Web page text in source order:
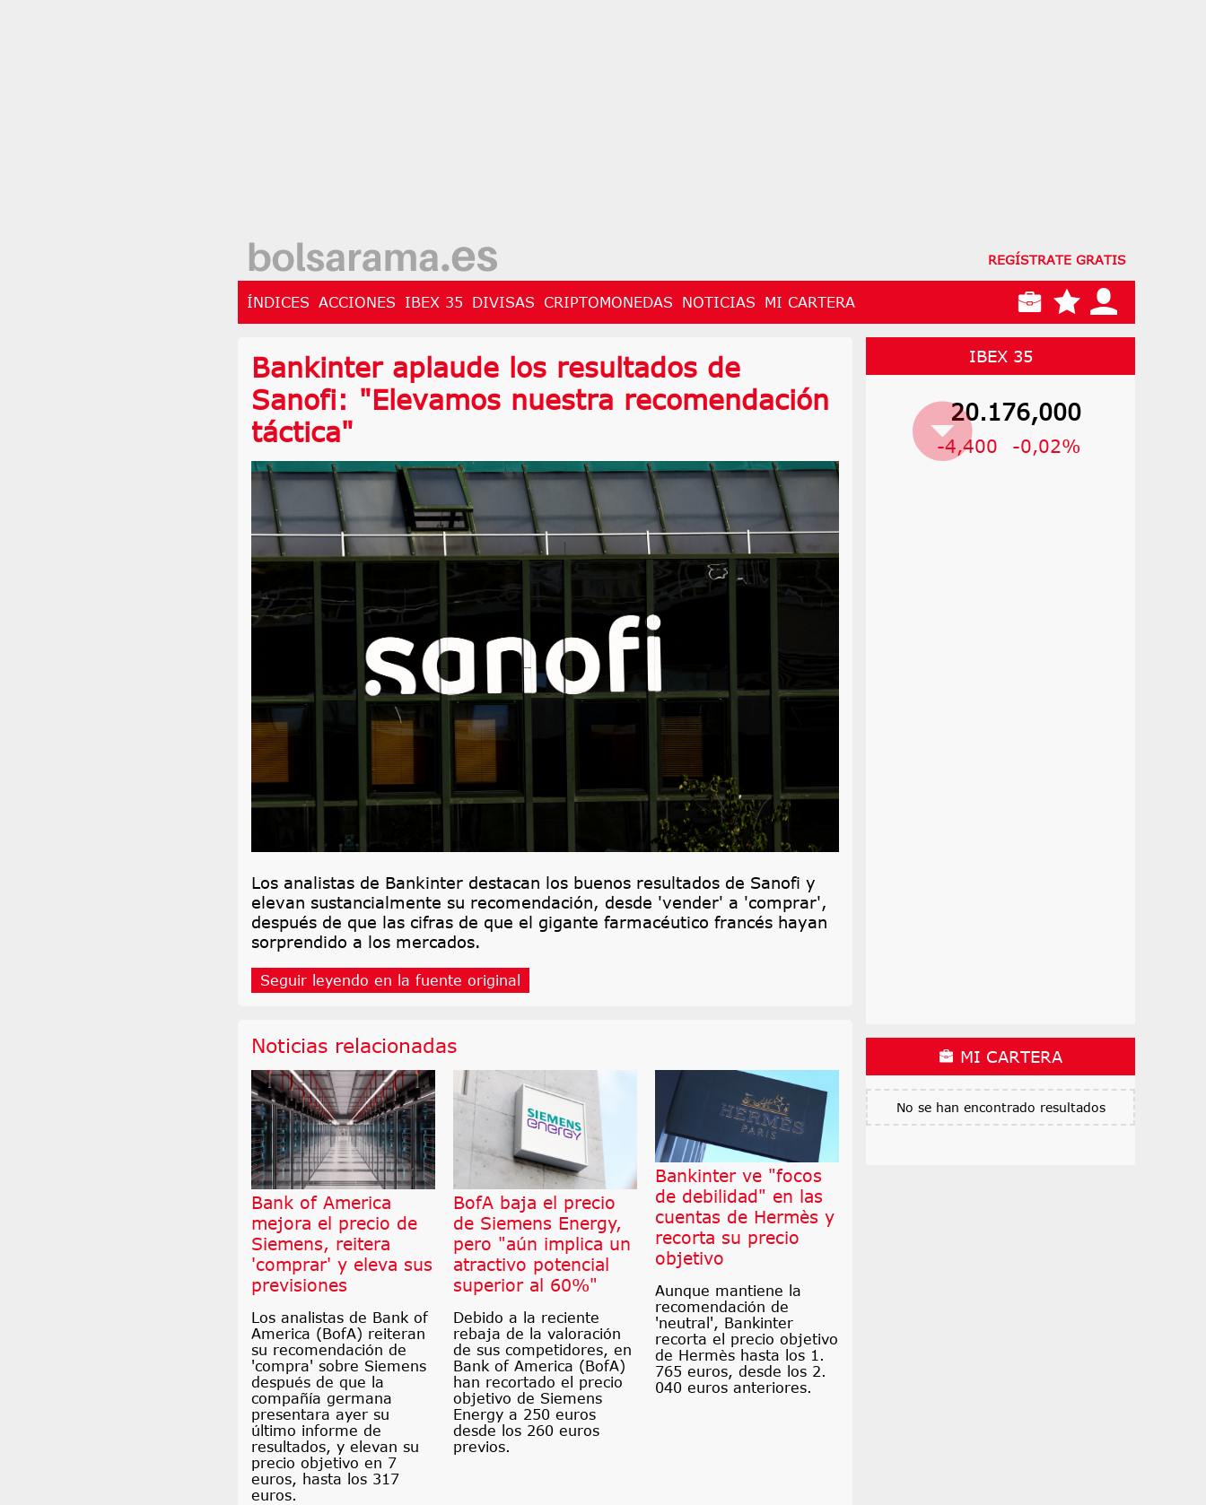
REGÍSTRATE GRATIS
ÍNDICES ACCIONES IBEX 35 DIVISAS CRIPTOMONEDAS NOTICIAS MI CARTERA
Bankinter aplaude los resultados de
Sanofi: "Elevamos nuestra recomendación
táctica"
Los analistas de Bankinter destacan los buenos resultados de Sanofi y
elevan sustancialmente su recomendación, desde 'vender' a 'comprar',
después de que las cifras de que el gigante farmacéutico francés hayan
sorprendido a los mercados.
Seguir leyendo en la fuente original
Noticias relacionadas
Bank of America
mejora el precio de
Siemens, reitera
'comprar' y eleva sus
previsiones
Los analistas de Bank of
America (BofA) reiteran
su recomendación de
'compra' sobre Siemens
después de que la
compañía germana
presentara ayer su
último informe de
resultados, y elevan su
precio objetivo en 7
euros, hasta los 317
euros.
BofA baja el precio
de Siemens Energy,
pero "aún implica un
atractivo potencial
superior al 60%"
Debido a la reciente
rebaja de la valoración
de sus competidores, en
Bank of America (BofA)
han recortado el precio
objetivo de Siemens
Energy a 250 euros
desde los 260 euros
previos.
Bankinter ve "focos
de debilidad" en las
cuentas de Hermès y
recorta su precio
objetivo
Aunque mantiene la
recomendación de
'neutral', Bankinter
recorta el precio objetivo
de Hermès hasta los 1.
765 euros, desde los 2.
040 euros anteriores.
IBEX 35
20.176,000
-4,400 -0,02%
MI CARTERA
No se han encontrado resultados